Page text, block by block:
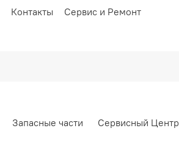
Контакты Сервис и Ремонт
Запасные части Сервисный Центр